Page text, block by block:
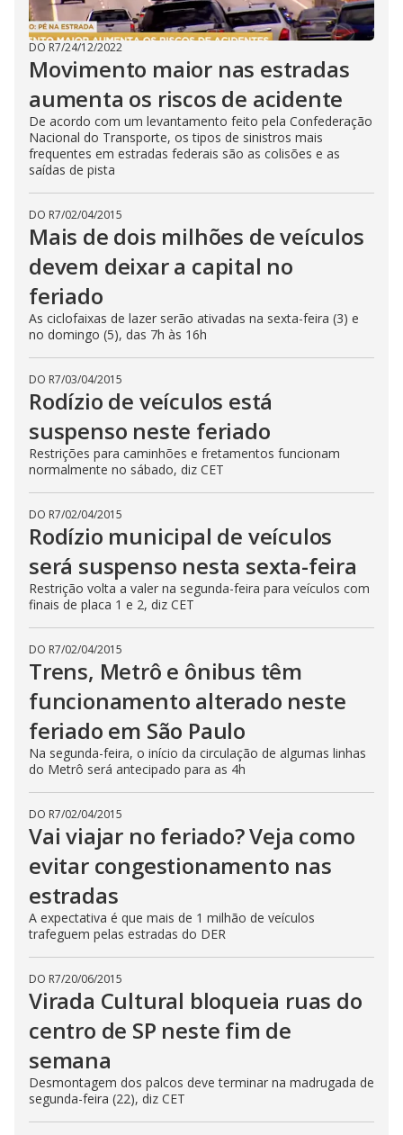
DO R7/24/12/2022
Movimento maior nas estradas
aumenta os riscos de acidente
De acordo com um levantamento feito pela Confederação
Nacional do Transporte, os tipos de sinistros mais
frequentes em estradas federais são as colisões e as
saídas de pista
DO R7/02/04/2015
Mais de dois milhões de veículos
devem deixar a capital no
feriado
As ciclofaixas de lazer serão ativadas na sexta-feira (3) e
no domingo (5), das 7h às 16h
DO R7/03/04/2015
Rodízio de veículos está
suspenso neste feriado
Restrições para caminhões e fretamentos funcionam
normalmente no sábado, diz CET
DO R7/02/04/2015
Rodízio municipal de veículos
será suspenso nesta sexta-feira
Restrição volta a valer na segunda-feira para veículos com
finais de placa 1 e 2, diz CET
DO R7/02/04/2015
Trens, Metrô e ônibus têm
funcionamento alterado neste
feriado em São Paulo
Na segunda-feira, o início da circulação de algumas linhas
do Metrô será antecipado para as 4h
DO R7/02/04/2015
Vai viajar no feriado? Veja como
evitar congestionamento nas
estradas
A expectativa é que mais de 1 milhão de veículos
trafeguem pelas estradas do DER
DO R7/20/06/2015
Virada Cultural bloqueia ruas do
centro de SP neste fim de
semana
Desmontagem dos palcos deve terminar na madrugada de
segunda-feira (22), diz CET